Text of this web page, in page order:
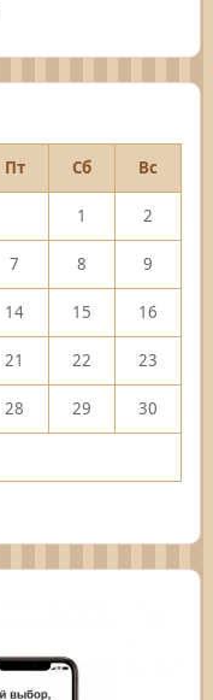
Пт Сб Вс
1 2
7 8 9
14 15 16
21 22 23
28 29 30